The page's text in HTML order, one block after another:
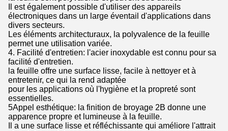
Il est également possible d'utiliser des appareils
électroniques dans un large éventail d'applications dans
divers secteurs.
Les éléments architecturaux, la polyvalence de la feuille
permet une utilisation variée.
4. Facilité d'entretien: l'acier inoxydable est connu pour sa
facilité d'entretien.
la feuille offre une surface lisse, facile à nettoyer et à
entretenir, ce qui la rend adaptée
pour les applications où l'hygiène et la propreté sont
essentielles.
5Appel esthétique: la finition de broyage 2B donne une
apparence propre et lumineuse à la feuille.
Il a une surface lisse et réfléchissante qui améliore l'attrait